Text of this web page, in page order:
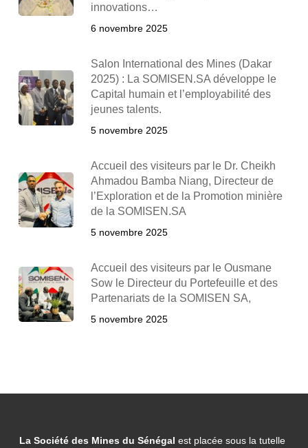
innovations…
6 novembre 2025
Salon International des Mines (Dakar
2025) : La SOMISEN.SA développe le
Capital humain et l’employabilité des
jeunes talents.
5 novembre 2025
Accueil des visiteurs par le Dr. Cheikh
Ahmadou Bamba Niang, Directeur de
l’Exploration et de la Promotion minière
de la SOMISEN.SA
5 novembre 2025
Accueil des visiteurs par le Ousmane
Sow le Directeur du Portefeuille et des
Partenariats de la SOMISEN SA,
5 novembre 2025
La Société des Mines du Sénégal est placée sous la tutelle